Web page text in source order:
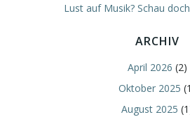
Lust auf Musik? Schau
ARCHIV
April 2026 (2)
Oktober 2025
August 2025